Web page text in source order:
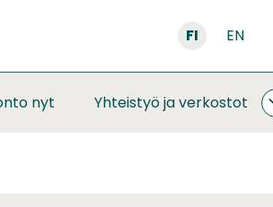
FI EN
nyt Yhteistyö ja verkostot